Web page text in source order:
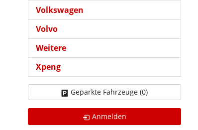
Volkswagen
Volvo
Weitere
Xpeng
Geparkte Fahrzeuge (0)
Anmelden